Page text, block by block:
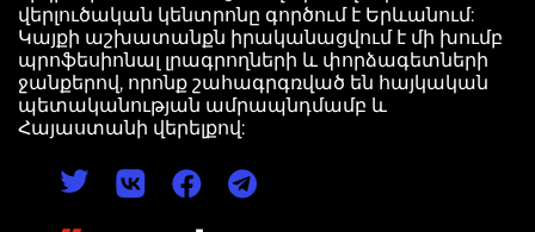
վերլուծական կենտրոնը գործում է Երևանում:
Կայքի աշխատանքն իրականացվում է մի խումբ
պրոֆեսիոնալ լրագրողների և փորձագետների
ջանքերով, որոնք շահագրգռված են հայկական
պետականության ամրապնդմամբ և
Հայաստանի վերելքով: